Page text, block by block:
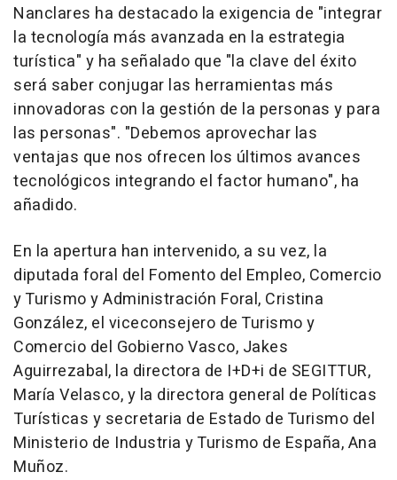
Nanclares ha destacado la exigencia de "integrar
la tecnología más avanzada en la estrategia
turística" y ha señalado que "la clave del éxito
será saber conjugar las herramientas más
innovadoras con la gestión de la personas y para
las personas". "Debemos aprovechar las
ventajas que nos ofrecen los últimos avances
tecnológicos integrando el factor humano", ha
añadido.
En la apertura han intervenido, a su vez, la
diputada foral del Fomento del Empleo, Comercio
y Turismo y Administración Foral, Cristina
González, el viceconsejero de Turismo y
Comercio del Gobierno Vasco, Jakes
Aguirrezabal, la directora de I+D+i de SEGITTUR,
María Velasco, y la directora general de Políticas
Turísticas y secretaria de Estado de Turismo del
Ministerio de Industria y Turismo de España, Ana
Muñoz.